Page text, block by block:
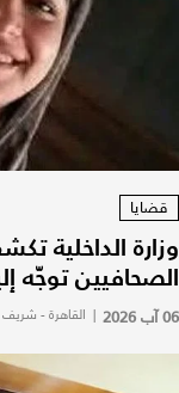
قضايا
وزارة الداخلية
الصحافيين توجّه
06 آب 2026 | القاهرة - شريف